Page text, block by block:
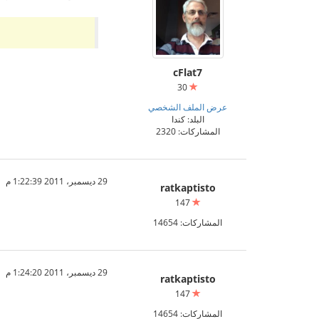
cFlat7
عرض الملف الشخصي
البلد: كندا
المشاركات: 2320
ratkaptisto
147
المشاركات: 14654
29 ديسمبر، 2011 1:22:39 م
ratkaptisto
147
المشاركات: 14654
29 ديسمبر، 2011 1:24:20 م